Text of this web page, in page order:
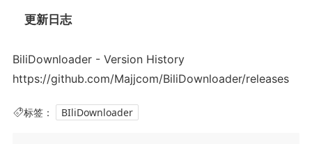
更新日志
BiliDownloader - Version History
https://github.com/Majjcom/BiliDownloader/releases
标签： BIliDownloader